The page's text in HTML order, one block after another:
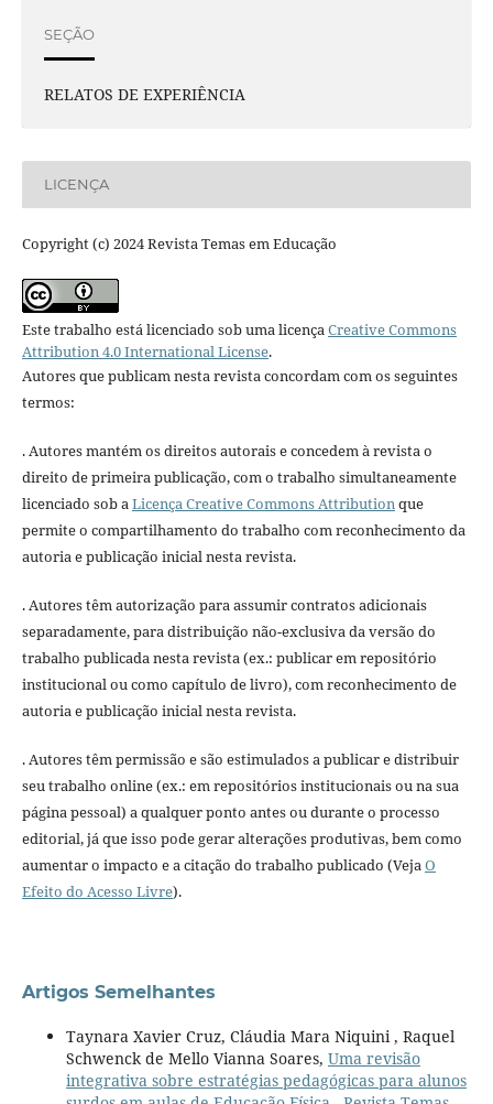
SEÇÃO
RELATOS DE EXPERIÊNCIA
LICENÇA
Copyright (c) 2024 Revista Temas em Educação
Este trabalho está licenciado sob uma licença Creative Commons
Attribution 4.0 International License.
Autores que publicam nesta revista concordam com os seguintes
termos:
. Autores mantém os direitos autorais e concedem à revista o
direito de primeira publicação, com o trabalho simultaneamente
licenciado sob a Licença Creative Commons Attribution que
permite o compartilhamento do trabalho com reconhecimento da
autoria e publicação inicial nesta revista.
. Autores têm autorização para assumir contratos adicionais
separadamente, para distribuição não-exclusiva da versão do
trabalho publicada nesta revista (ex.: publicar em repositório
institucional ou como capítulo de livro), com reconhecimento de
autoria e publicação inicial nesta revista.
. Autores têm permissão e são estimulados a publicar e distribuir
seu trabalho online (ex.: em repositórios institucionais ou na sua
página pessoal) a qualquer ponto antes ou durante o processo
editorial, já que isso pode gerar alterações produtivas, bem como
aumentar o impacto e a citação do trabalho publicado (Veja O
Efeito do Acesso Livre).
Artigos Semelhantes
Taynara Xavier Cruz, Cláudia Mara Niquini , Raquel
Schwenck de Mello Vianna Soares, Uma revisão
integrativa sobre estratégias pedagógicas para alunos